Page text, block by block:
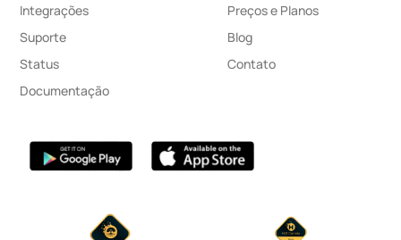
Preços e Planos
Blog
Contato
Integrações
Suporte
Status
Documentação